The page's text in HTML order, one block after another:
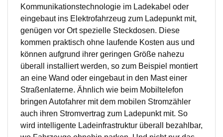
Kommunikationstechnologie im Ladekabel oder
eingebaut ins Elektrofahrzeug zum Ladepunkt mit,
genügen vor Ort spezielle Steckdosen. Diese
kommen praktisch ohne laufende Kosten aus und
können aufgrund ihrer geringen Größe nahezu
überall installiert werden, so zum Beispiel montiert
an eine Wand oder eingebaut in den Mast einer
Straßenlaterne. Ähnlich wie beim Mobiltelefon
bringen Autofahrer mit dem mobilen Stromzähler
auch ihren Stromvertrag zum Ladepunkt mit. So
wird intelligente Ladeinfrastruktur überall bezahlbar,